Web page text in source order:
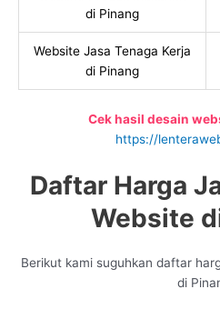
di Pinang
Website Jasa Tenaga Kerja
di Pinang
Cek hasil desain
https://
Daftar Harga
Website
Berikut kami suguhkan daftar
di